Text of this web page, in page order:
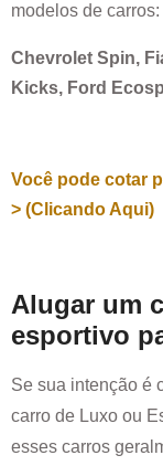
modelos de carros:
Chevrolet Spin,
Kicks, Ford
Você pode cotar
> (Clicando Aqui)
Alugar um
esportivo
Se sua intenção é
carro de Luxo ou
esses carros